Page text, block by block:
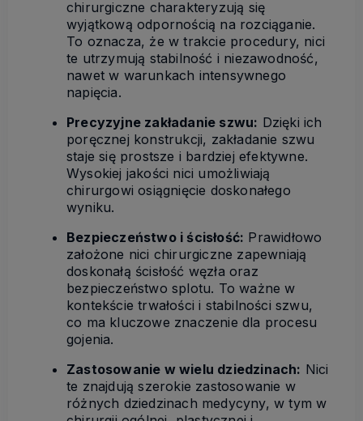
chirurgiczne charakteryzują się
wyjątkową odpornością na rozciąganie.
To oznacza, że w trakcie procedury, nici
te utrzymują stabilność i niezawodność,
nawet w warunkach intensywnego
napięcia.
Precyzyjne zakładanie szwu: Dzięki ich
poręcznej konstrukcji, zakładanie szwu
staje się prostsze i bardziej efektywne.
Wysokiej jakości nici umożliwiają
chirurgowi osiągnięcie doskonałego
wyniku.
Bezpieczeństwo i ścisłość: Prawidłowo
założone nici chirurgiczne zapewniają
doskonałą ścisłość węzła oraz
bezpieczeństwo splotu. To ważne w
kontekście trwałości i stabilności szwu,
co ma kluczowe znaczenie dla procesu
gojenia.
Zastosowanie w wielu dziedzinach: Nici
te znajdują szerokie zastosowanie w
różnych dziedzinach medycyny, w tym w